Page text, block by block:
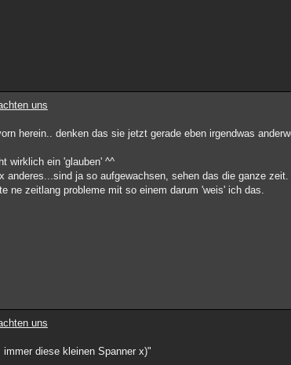
uns
herein.. denken das sie jetzt gerade eben irgendwas
wirklich ein 'glauben' ^^
anderes...sind ja so aufgewachsen, sehen das die ganze
ne zeitlang probleme mit so einem darum 'weis' ich das.
uns
immer diese kleinen Spanner x)"